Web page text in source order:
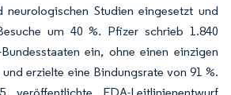
neurologischen Studien eingesetzt und
um 40 %. Pfizer schrieb 1.840
ein, ohne einen einzigen
erzielte eine Bindungsrate von 91 %.